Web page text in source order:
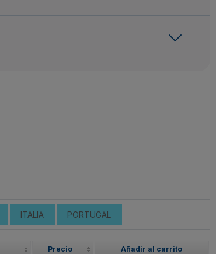
ITALIA PORTUGAL
Precio Añadir al carrito